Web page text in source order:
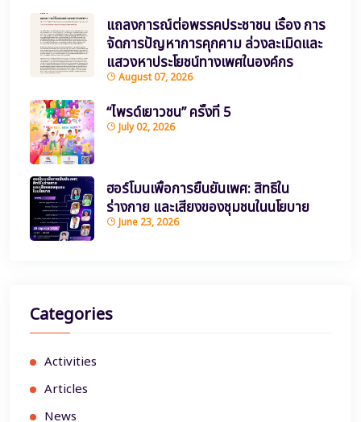
แถลงการณ์ต่อพรรคประชาชน เรื่อง การ
จัดการปัญหาการคุกคาม ล่วงละเมิดและ
แสวงหาประโยชน์ทางเพศในองค์กร
August 07, 2026
“ไพรด์เยาวชน” ครั้งที่ 5
July 02, 2026
ฮอร์โมนเพื่อการยืนยันเพศ: สิทธิใน
ร่างกาย และเสียงของชุมชนในนโยบาย
June 23, 2026
Categories
Activities
Articles
News